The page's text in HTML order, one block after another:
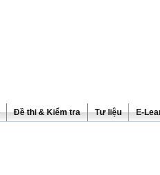
Đề thi & Kiểm tra Tư liệu E-